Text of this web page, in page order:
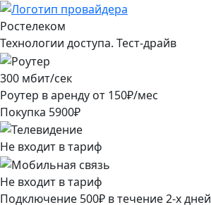
Ростелеком
Технологии доступа. Тест-драйв
300 мбит/сек
Роутер в аренду от 150₽/мес
Покупка 5900₽
Не входит в тариф
Не входит в тариф
Подключение 500₽ в течение2-х дней